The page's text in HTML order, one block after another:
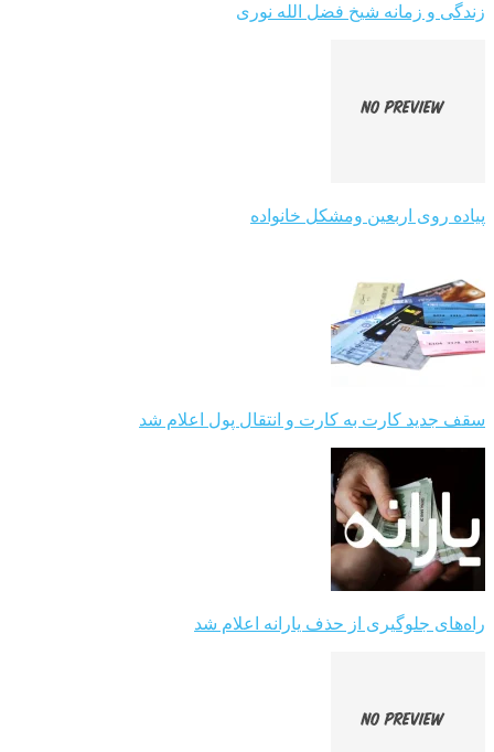
زندگی و زمانه شیخ فضل الله نوری
پیاده روی اربعین ومشکل خانواده
سقف جدید کارت به کارت و انتقال پول اعلام شد
راه‌های جلوگیری از حذف یارانه اعلام شد